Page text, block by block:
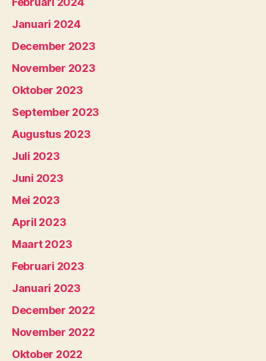
Januari 2024
December 2023
November 2023
Oktober 2023
September 2023
Augustus 2023
Juli 2023
Juni 2023
Mei 2023
April 2023
Maart 2023
Februari 2023
Januari 2023
December 2022
November 2022
Oktober 2022